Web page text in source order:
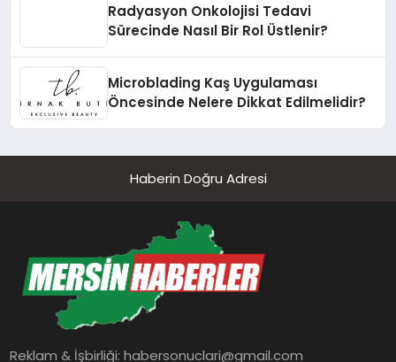
Radyasyon Onkolojisi Tedavi
Sürecinde Nasıl Bir Rol Üstlenir?
Microblading Kaş Uygulaması
Öncesinde Nelere Dikkat Edilmelidir?
Haberin Doğru Adresi
Reklam & İşbirliği:habersonuclari@gmail.com